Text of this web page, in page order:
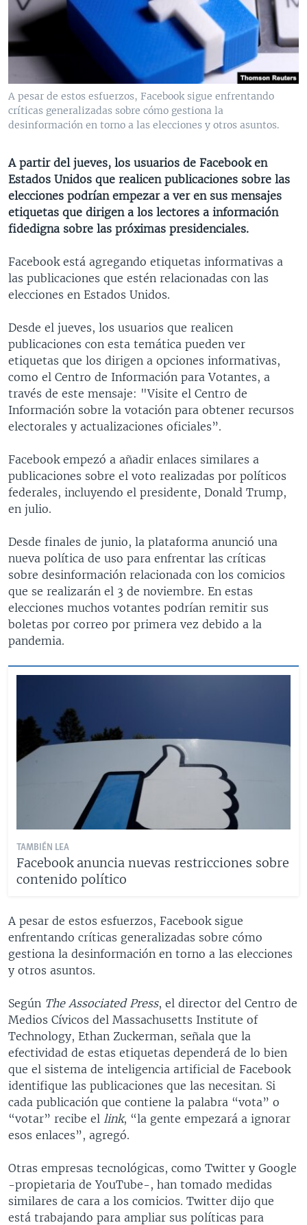
VENEZUELA
BRASIL
NICARAGUA
ECONOMÍA
ENTRETENIMIENTO Y CULTURA
TECNOLOGÍA
DEPORTES
CIENCIA Y SALUD
MULTIMEDIA
VIDEOS
FOTOGRAFÍA
AUDIOS
PROGRAMAS TV
EL MUNDO AL DÍA
FORO INTERAMERICANO
VISIÓN 360
PANORAMA
RADIO
AVANCE INFORMATIVO
AUDIONOTICIAS
ESTADOS UNIDOS AL DÍA
EL MUNDO AL DÍA [RADIO]
FORO [RADIO]
DEPORTIVO INTERNACIONAL
NOTA ECONÓMICA
ENTRETENIMIENTO
DIRECT
DOCUMENTALES DE LA VOA
SÍGANOS
A pesar de estos esfuerzos, Facebook sigue enfrentando
críticas generalizadas sobre cómo gestiona la
desinformación en torno a las elecciones y otros asuntos.
A partir del jueves, los usuarios de Facebook en
Estados Unidos que realicen publicaciones sobre las
elecciones podrían empezar a ver en sus mensajes
etiquetas que dirigen a los lectores a información
fidedigna sobre las próximas presidenciales.
Facebook está agregando etiquetas informativas a
las publicaciones que estén relacionadas con las
elecciones en Estados Unidos.
Desde el jueves, los usuarios que realicen
publicaciones con esta temática pueden ver
etiquetas que los dirigen a opciones informativas,
como el Centro de Información para Votantes, a
través de este mensaje: "Visite el Centro de
Información sobre la votación para obtener recursos
electorales y actualizaciones oficiales”.
Facebook empezó a añadir enlaces similares a
publicaciones sobre el voto realizadas por políticos
federales, incluyendo el presidente, Donald Trump,
en julio.
Desde finales de junio, la plataforma anunció una
nueva política de uso para enfrentar las críticas
sobre desinformación relacionada con los comicios
que se realizarán el 3 de noviembre. En estas
elecciones muchos votantes podrían remitir sus
boletas por correo por primera vez debido a la
pandemia.
TAMBIÉN LEA
Facebook anuncia nuevas restricciones sobre
contenido político
A pesar de estos esfuerzos, Facebook sigue
enfrentando críticas generalizadas sobre cómo
gestiona la desinformación en torno a las elecciones
y otros asuntos.
Según The Associated Press, el director del Centro de
Medios Cívicos del Massachusetts Institute of
Technology, Ethan Zuckerman, señala que la
efectividad de estas etiquetas dependerá de lo bien
que el sistema de inteligencia artificial de Facebook
identifique las publicaciones que las necesitan. Si
cada publicación que contiene la palabra “vota” o
“votar” recibe el link, “la gente empezará a ignorar
esos enlaces”, agregó.
Otras empresas tecnológicas, como Twitter y Google
-propietaria de YouTube-, han tomado medidas
similares de cara a los comicios. Twitter dijo que
está trabajando para ampliar sus políticas para